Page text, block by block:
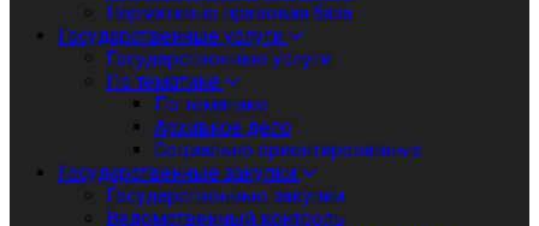
Нормативно правовая база
Государственные услуги
Государственные услуги
По тематике
По тематике
Архивное дело
Социально ориентированные
Государственные закупки
Государственные закупки
Ведомственный контроль